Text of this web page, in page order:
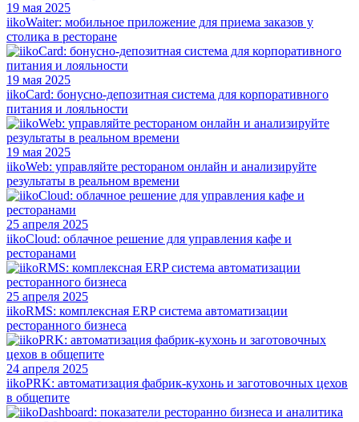
19 мая 2025
iikoWaiter: мобильное приложение для приема заказов у
столика в ресторане
19 мая 2025
iikoCard: бонусно-депозитная система для корпоративного
питания и лояльности
19 мая 2025
iikoWeb: управляйте рестораном онлайн и анализируйте
результаты в реальном времени
25 апреля 2025
iikoCloud: облачное решение для управления кафе и
ресторанами
25 апреля 2025
iikoRMS: комплексная ERP система автоматизации
ресторанного бизнеса
24 апреля 2025
iikoPRK: автоматизация фабрик-кухонь и заготовочных цехов
в общепите